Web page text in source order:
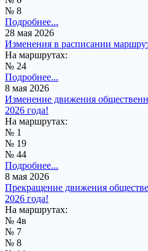
№ 8
Подробнее...
28 мая 2026
Изменения в расписании
На маршрутах:
№ 24
Подробнее...
8 мая 2026
Изменение движения
2026 года!
На маршрутах:
№ 1
№ 19
№ 44
Подробнее...
8 мая 2026
Прекращение движения
2026 года!
На маршрутах:
№ 4в
№ 7
№ 8